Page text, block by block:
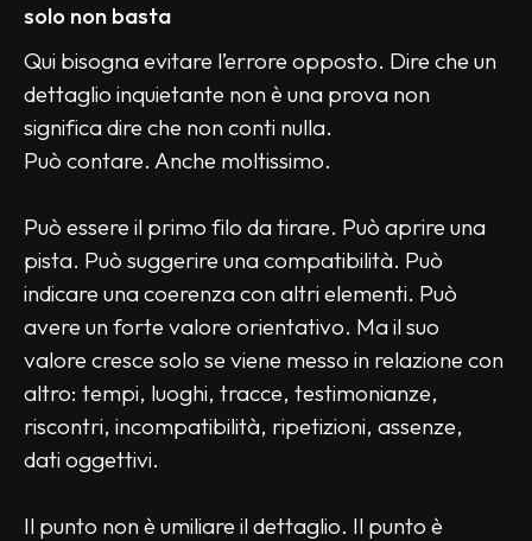
solo non basta
Qui bisogna evitare l’errore opposto. Dire che un
dettaglio inquietante non è una prova non
significa dire che non conti nulla.
Può contare. Anche moltissimo.
Può essere il primo filo da tirare. Può aprire una
pista. Può suggerire una compatibilità. Può
indicare una coerenza con altri elementi. Può
avere un forte valore orientativo. Ma il suo
valore cresce solo se viene messo in relazione con
altro: tempi, luoghi, tracce, testimonianze,
riscontri, incompatibilità, ripetizioni, assenze,
dati oggettivi.
Il punto non è umiliare il dettaglio. Il punto è